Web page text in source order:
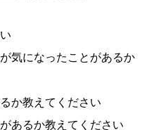
気になったことがあるか
か教えてください
あるか教えてください